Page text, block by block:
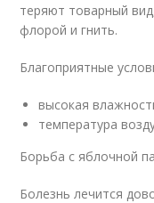
теряют товарный
флорой и гнить.
Благоприятные
высокая
температура
Борьба с яблочной
Болезнь лечится